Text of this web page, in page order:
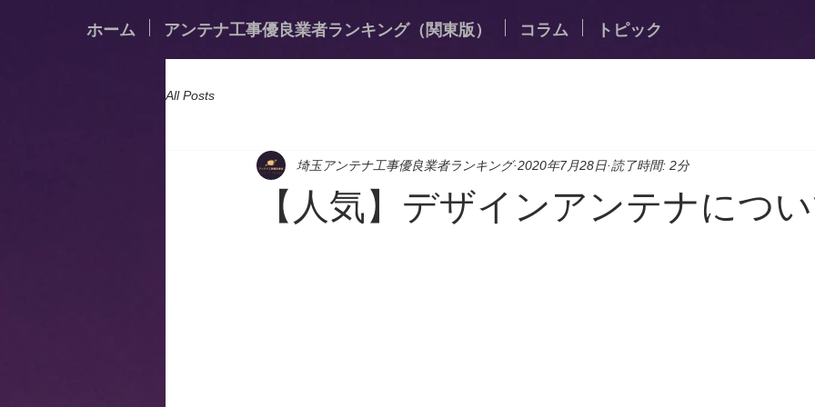
All Posts
【人気】デザインアンテナにつ
埼玉アンテナ工事優良業者ランキング 2020年7月28日 読了時間: 2分
ホーム アンテナ工事優良業者ランキング（関東版） コラム トピック